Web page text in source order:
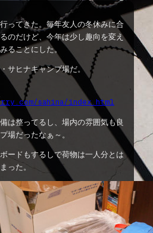
ってきた。毎年友人の冬休みに合
のだけど、今年は少し趣向を変え
ることにした。
サヒナキャンプ場だ。
sahina/index.html
は整ってるし、場内の雰囲気も良
場だったなぁ～。
ードもするしで荷物は一人分とは
った。